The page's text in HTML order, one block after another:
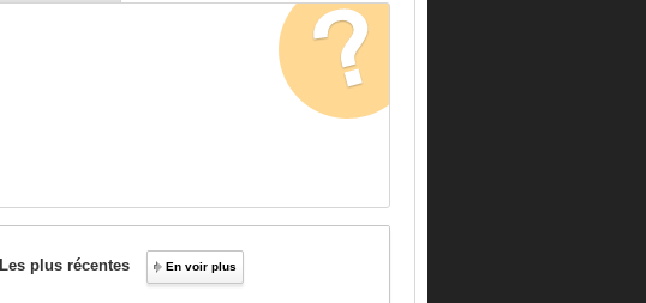
Les plus récentes En voir plus